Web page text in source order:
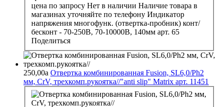
цена по запросу Нет в наличии Наличие товара в
магазинах уточняйте по телефону Индикатор
напряжения многофунк. (отвертка-пробник) конт/
бесконт - 70-250В, 70-10000В, 140мм арт. 65
Поделиться
250,00a Отвертка комбинированная Fusion, SL6,0/Ph2
мм, CrV, трехкомп.рукоятка//"anti slip" Matrix арт. 11451